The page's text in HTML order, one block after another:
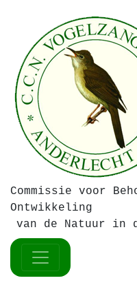
Commissie voor
Ontwikkeling
van de Natuur in